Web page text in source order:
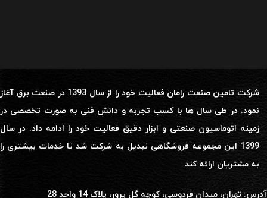
شرکت تامین صنعت رامان فعالیت خود را از سال 1393 در صنعت برق آغاز
نمود. در طی سال ها با کسب تجربه و دانش فنی به صورت تخصصی در
زمینه اتوماسیون صنعتی و ابزار دقیق فعالیت خود را ادامه داد. در سال
1399 این مجموعه فروشگاهی تبدیل به شرکت شد تا خدمات بیشتری را
به مشتریان ارائه کند
آدرس: تهران، میدان فردوسی، کوچه گل پرور، پلاک 14 واحد 28